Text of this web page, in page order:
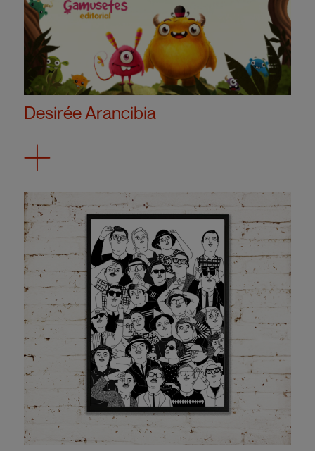
Desirée Arancibia